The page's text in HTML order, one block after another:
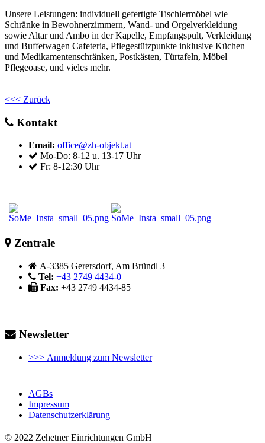
Unsere Leistungen: individuell gefertigte Tischlermöbel wie
Schränke in Bewohnerzimmern, Wand- und Orgelverkleidung
sowie Altar und Ambo in der Kapelle, Empfangspult, Verkleidung
und Buffetwagen Cafeteria, Pflegestützpunkte inklusive Küchen
und Medikamentenschränken, Postkästen, Türtafeln, Möbel
Pflegeoase, und vieles mehr.
<<< Zurück
Kontakt
Email: office@zh-objekt.at
Mo-Do: 8-12 u. 13-17 Uhr
Fr: 8-12:30 Uhr
Zentrale
A-3385 Gerersdorf, Am Bründl 3
Tel: +43 2749 4434-0
Fax: +43 2749 4434-85
Newsletter
>>> Anmeldung zum Newsletter
AGBs
Impressum
Datenschutzerklärung
© 2022 Zehetner Einrichtungen GmbH